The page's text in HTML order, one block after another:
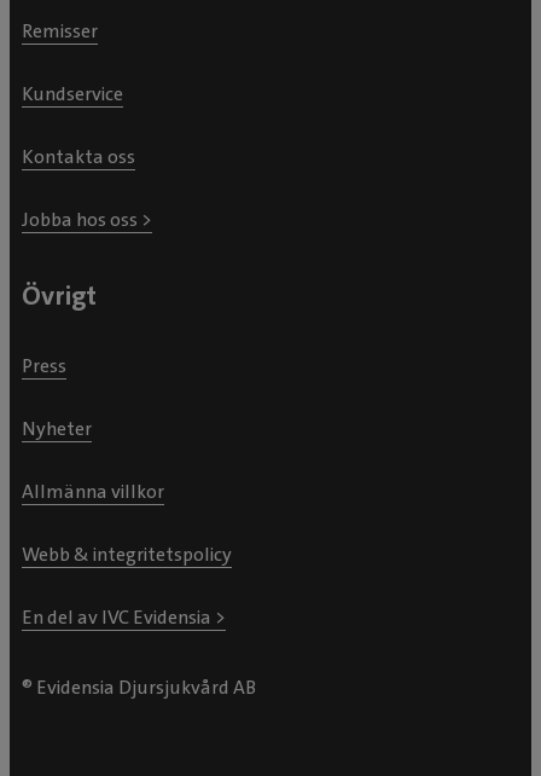
Remisser
Kundservice
Kontakta oss
Jobba hos oss >
Övrigt
Press
Nyheter
Allmänna villkor
Webb & integritetspolicy
En del av IVC Evidensia >
® Evidensia Djursjukvård AB